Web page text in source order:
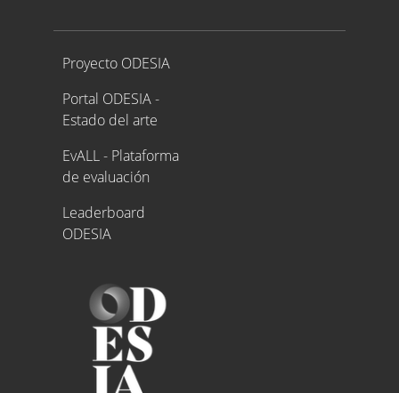
Proyecto ODESIA
Proyecto ODESIA
Portal ODESIA -
Estado del arte
EvALL - Plataforma
de evaluación
Leaderboard
ODESIA